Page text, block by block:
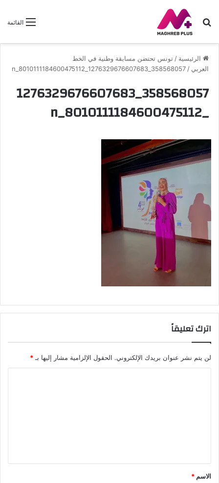
القائمة
بحث
عن
الرئيسية / تونس تحتضن مسابقة وطنية في الخط
العربي /
358568057_1276329676607683_8010111184600475112_n
358568057_1276329676607683
_8010111184600475112_n
اترك تعليقاً
لن يتم نشر عنوان بريدك الإلكتروني. الحقول الإلزامية مشار إليها بـ *
ق
*
الاسم *